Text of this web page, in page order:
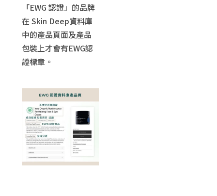
「EWG 認證」的品牌
在 Skin Deep資料庫
中的產品頁面及產品
包裝上才會有EWG認
證標章。